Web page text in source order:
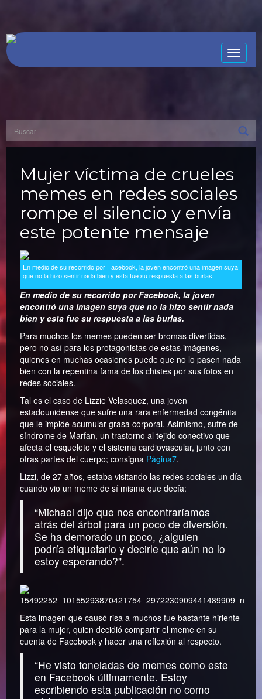
Toggle
Mujer víctima de crueles
memes en redes sociales
rompe el silencio y envía
este potente mensaje
En medio de su recorrido por Facebook, la joven encontró una imagen suya
que no la hizo sentir nada bien y esta fue su respuesta a las burlas.
En medio de su recorrido por Facebook, la joven
encontró una imagen suya que no la hizo sentir nada
bien y esta fue su respuesta a las burlas.
Para muchos los memes pueden ser bromas divertidas,
pero no así para los protagonistas de estas imágenes,
quienes en muchas ocasiones puede que no lo pasen nada
bien con la repentina fama de los chistes por sus fotos en
redes sociales.
Tal es el caso de Lizzie Velasquez, una joven
estadounidense que sufre una rara enfermedad congénita
que le impide acumular grasa corporal. Asimismo, sufre de
síndrome de Marfan, un trastorno al tejido conectivo que
afecta el esqueleto y el sistema cardiovascular, junto con
otras partes del cuerpo; consigna Página7.
Lizzi, de 27 años, estaba visitando las redes sociales un día
cuando vio un meme de sí misma que decía:
“Michael dijo que nos encontraríamos
atrás del árbol para un poco de diversión.
Se ha demorado un poco, ¿alguien
podría etiquetarlo y decirle que aún no lo
estoy esperando?”.
Esta imagen que causó risa a muchos fue bastante hiriente
para la mujer, quien decidió compartir el meme en su
cuenta de Facebook y hacer una reflexión al respecto.
“He visto toneladas de memes como este
en Facebook últimamente. Estoy
escribiendo esta publicación no como